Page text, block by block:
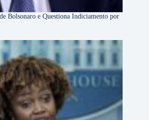
Bolsonaro e Questiona Indiciamento por